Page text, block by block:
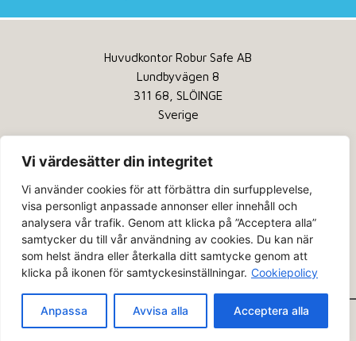
Vi värdesätter din integritet
Vi använder cookies för att förbättra din surfupplevelse,
visa personligt anpassade annonser eller innehåll och
analysera vår trafik. Genom att klicka på ”Acceptera alla”
samtycker du till vår användning av cookies. Du kan när
som helst ändra eller återkalla ditt samtycke genom att
klicka på ikonen för samtyckesinställningar. Cookiepolicy
Anpassa Avvisa alla Acceptera alla
Huvudkontor Robur Safe AB
Lundbyvägen 8
311 68, SLÖINGE
Sverige
Tel:+46 346 260 260
Email: info@robursafe.com
Integritetspolicy
Kakor
Om oss